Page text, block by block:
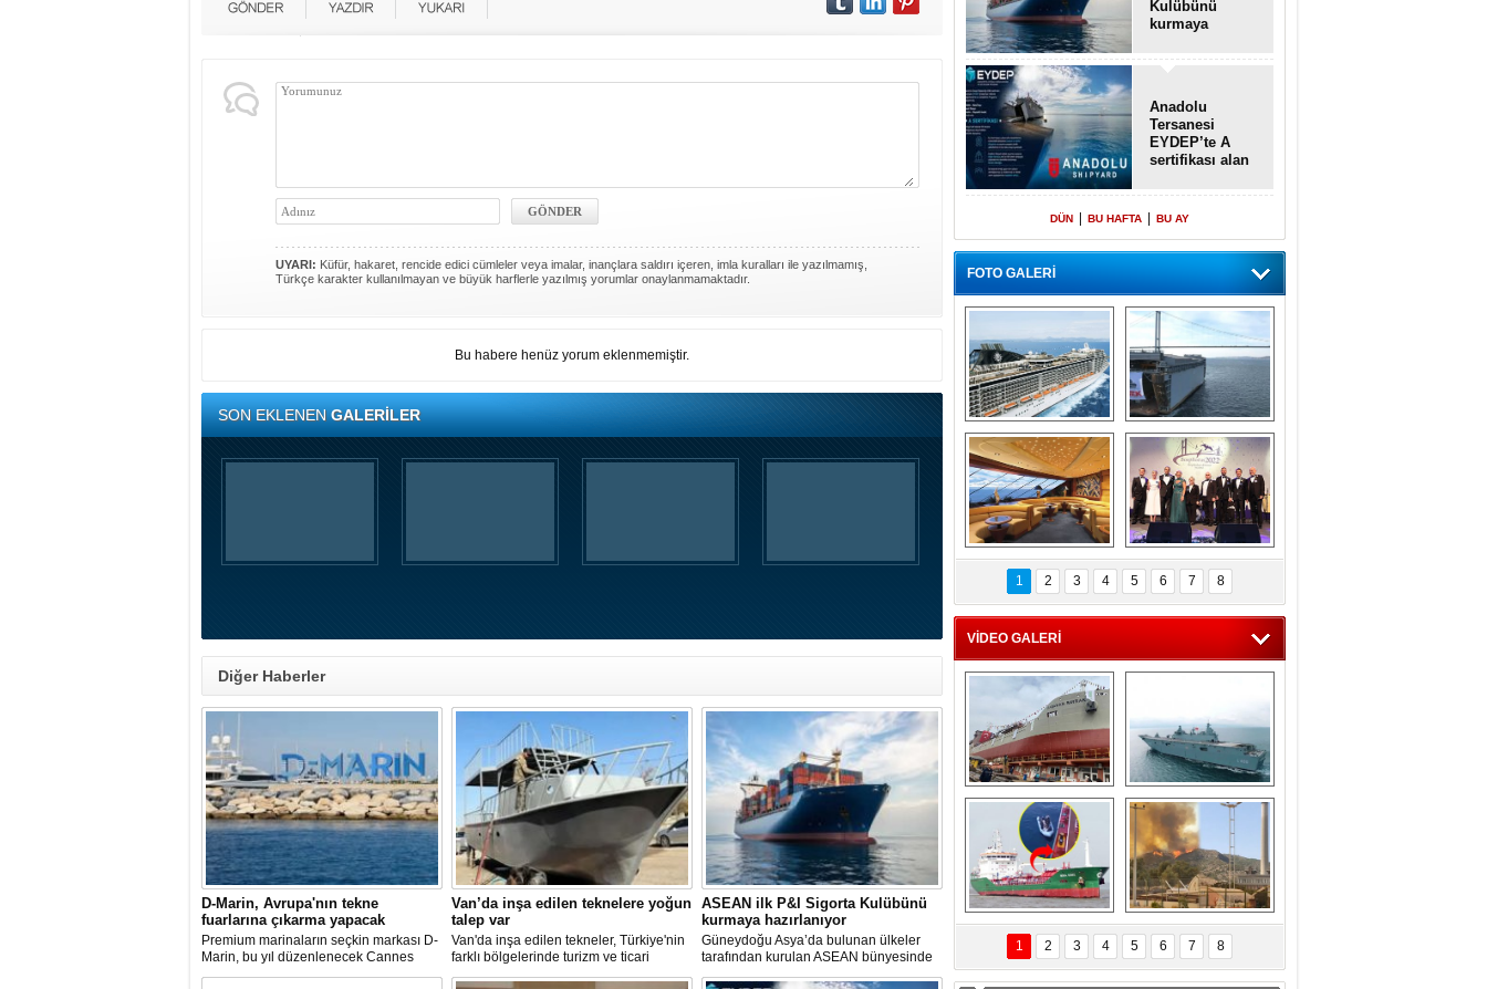
UYARI: Küfür, hakaret, rencide edici cümleler veya imalar, inançlara saldırı içeren, imla kuralları ile yazılmamış,
Türkçe karakter kullanılmayan ve büyük harflerle yazılmış yorumlar onaylanmamaktadır.
Bu habere henüz yorum eklenmemiştir.
SON EKLENENGALERİLER
Diğer Haberler
D-Marin, Avrupa'nın tekne
fuarlarına çıkarma yapacak
Premium marinaların seçkin markası D-
Marin, bu yıl düzenlenecek Cannes
Yachting Festival ve Cenova
Van’da inşa edilen teknelere yoğun
talep var
Van'da inşa edilen tekneler, Türkiye'nin
farklı bölgelerinde turizm ve ticari
faaliyetlerde kullanılmak üzere deniz ve
ASEAN ilk P&I Sigorta Kulübünü
kurmaya hazırlanıyor
Güneydoğu Asya’da bulunan ülkeler
tarafından kurulan ASEAN bünyesinde
hizmet veren Gemi Sahipleri Dernekleri
Kulübünü
kurmaya
Anadolu
Tersanesi
EYDEP’te A
sertifikası alan
DÜN BU HAFTA BU AY
FOTO GALERİ
“Gemi içinde gemi”
konsepti ile MSC
Splendida
Dünyada tek!
Denizaltı yüzer
havuzu intikal
seyrine başladı
MSC'den 55 milyon
euroluk turizm geliri
müjdesi
5. Bosphorus Ship
Brokers Dinner,
İstanbul’da yapıldı
1 2 3 4 5 6 7 8
VİDEO GALERİ
Çeksan Tersanesi,
Başaran Bayrak
tankerini suya
indirdi
TCG Anadolu,
tersane teknik
seyrini tamamladı
Göçmenlerin
imdadına Türk
sahipli MINA DENIZ
yetişti
Milas’taki yangın
yeniden termik
santrallere doğru
ilerliyor
1 2 3 4 5 6 7 8